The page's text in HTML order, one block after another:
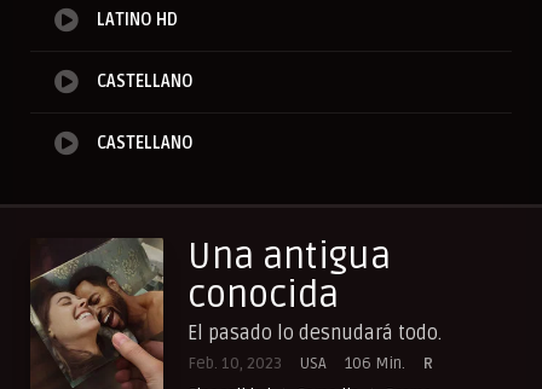
LATINO HD
CASTELLANO
CASTELLANO
Una antigua
conocida
El pasado lo desnudará todo.
Feb. 10, 2023 USA 106 Min.
R